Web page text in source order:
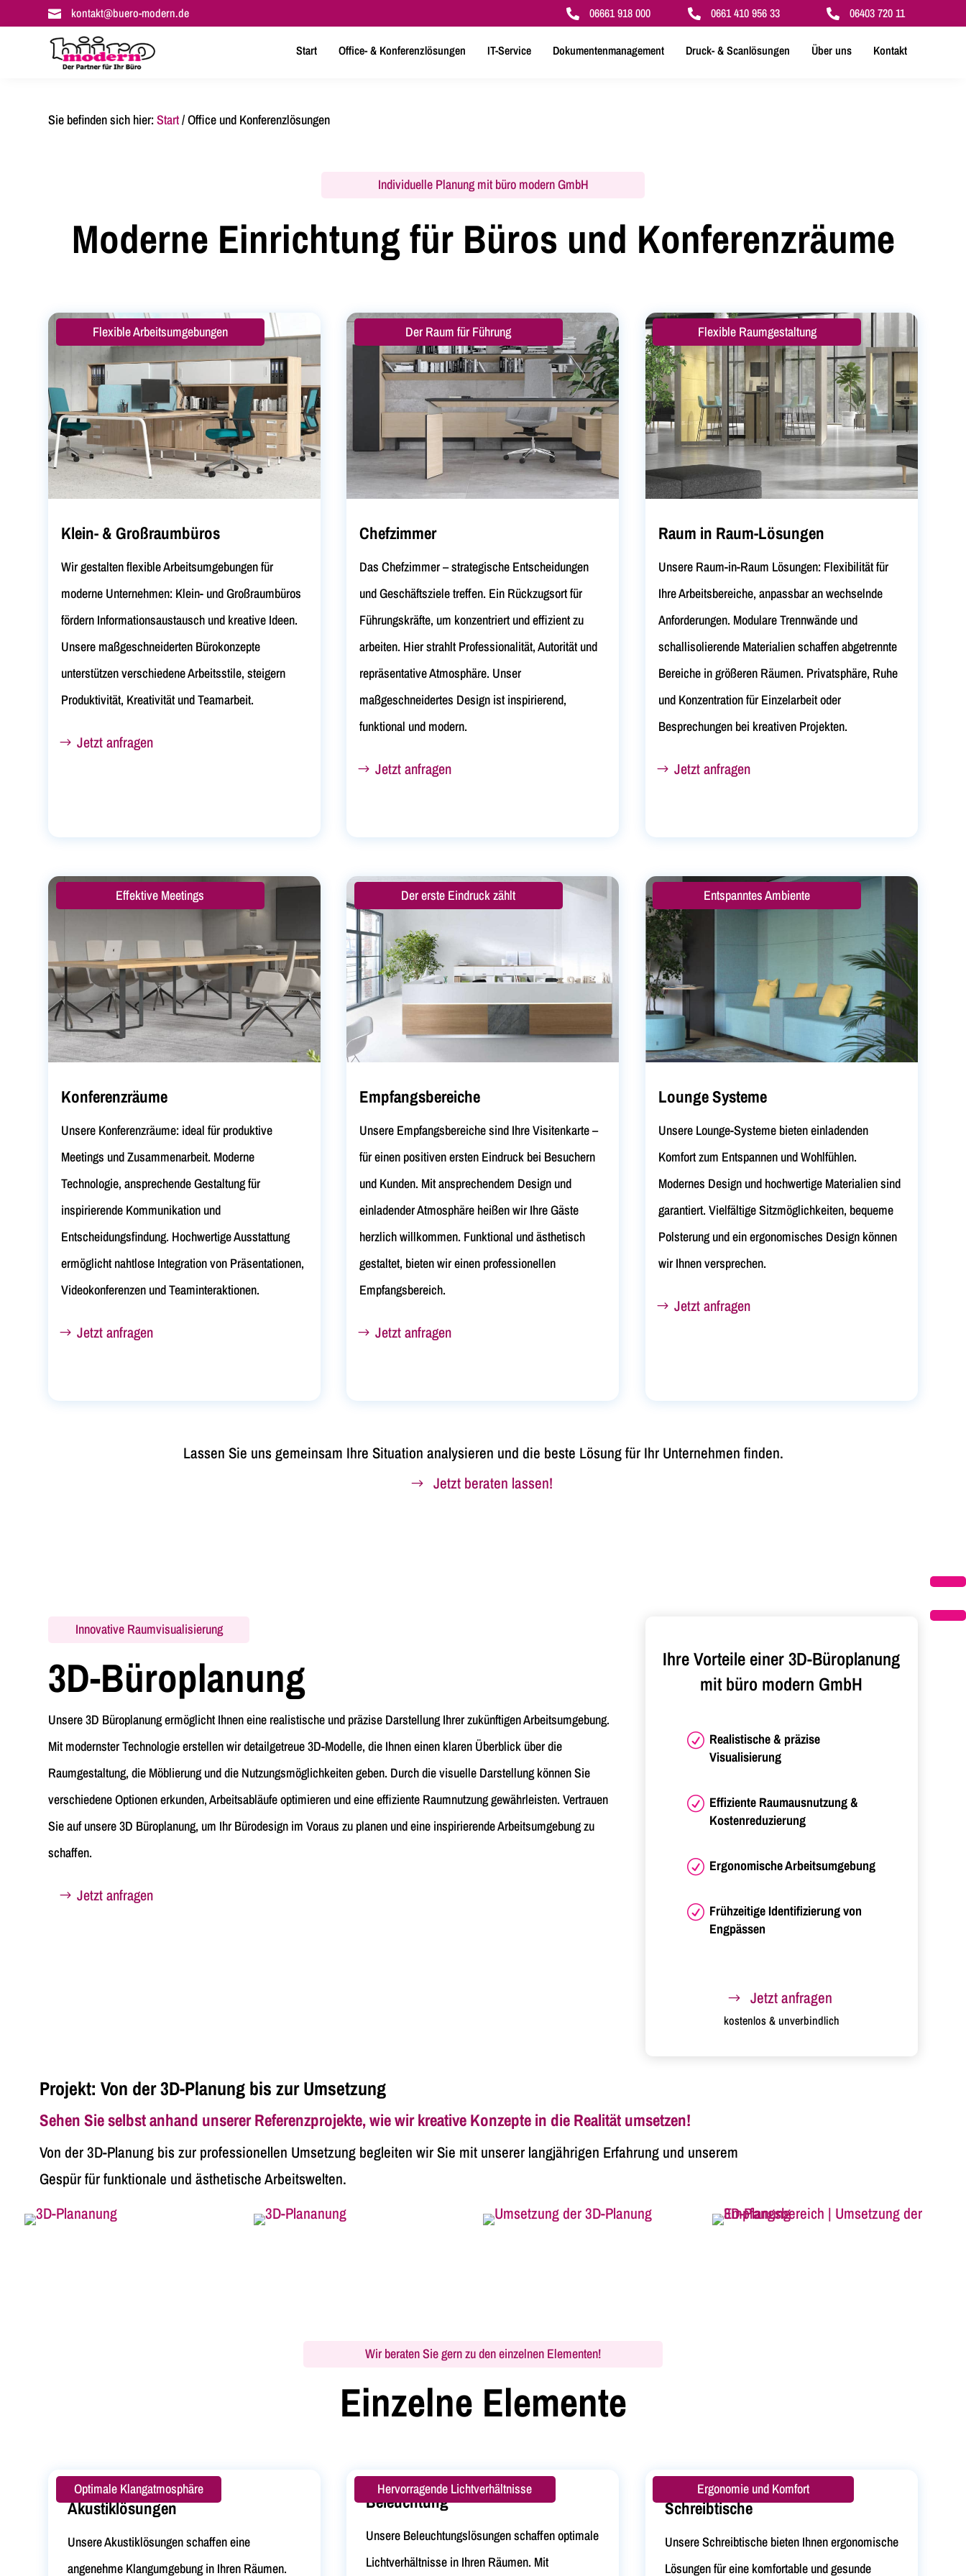
 kontakt@buero-modern.de  06661 918 000  0661 410 956 33  06403 720 11
Start Office- & Konferenzlösungen IT-Service Dokumentenmanagement Druck- & Scanlösungen Über uns Kontakt
Sie befinden sich hier:Start/Office und Konferenzlösungen
Individuelle Planung mit büro modern GmbH
Moderne Einrichtung für Büros und Konferenzräume
Flexible Arbeitsumgebungen
Klein- & Großraumbüros
Wir gestalten flexible Arbeitsumgebungen für
moderne Unternehmen: Klein- und Großraumbüros
fördern Informationsaustausch und kreative Ideen.
Unsere maßgeschneiderten Bürokonzepte
unterstützen verschiedene Arbeitsstile, steigern
Produktivität, Kreativität und Teamarbeit.
Jetzt anfragen
Der Raum für Führung
Chefzimmer
Das Chefzimmer – strategische Entscheidungen
und Geschäftsziele treffen. Ein Rückzugsort für
Führungskräfte, um konzentriert und effizient zu
arbeiten. Hier strahlt Professionalität, Autorität und
repräsentative Atmosphäre. Unser
maßgeschneidertes Design ist inspirierend,
funktional und modern.
Jetzt anfragen
Flexible Raumgestaltung
Raum in Raum-Lösungen
Unsere Raum-in-Raum Lösungen: Flexibilität für
Ihre Arbeitsbereiche, anpassbar an wechselnde
Anforderungen. Modulare Trennwände und
schallisolierende Materialien schaffen abgetrennte
Bereiche in größeren Räumen. Privatsphäre, Ruhe
und Konzentration für Einzelarbeit oder
Besprechungen bei kreativen Projekten.
Jetzt anfragen
Effektive Meetings
Konferenzräume
Unsere Konferenzräume: ideal für produktive
Meetings und Zusammenarbeit. Moderne
Technologie, ansprechende Gestaltung für
inspirierende Kommunikation und
Entscheidungsfindung. Hochwertige Ausstattung
ermöglicht nahtlose Integration von Präsentationen,
Videokonferenzen und Teaminteraktionen.
Jetzt anfragen
Der erste Eindruck zählt
Empfangsbereiche
Unsere Empfangsbereiche sind Ihre Visitenkarte –
für einen positiven ersten Eindruck bei Besuchern
und Kunden. Mit ansprechendem Design und
einladender Atmosphäre heißen wir Ihre Gäste
herzlich willkommen. Funktional und ästhetisch
gestaltet, bieten wir einen professionellen
Empfangsbereich.
Jetzt anfragen
Entspanntes Ambiente
Lounge Systeme
Unsere Lounge-Systeme bieten einladenden
Komfort zum Entspannen und Wohlfühlen.
Modernes Design und hochwertige Materialien sind
garantiert. Vielfältige Sitzmöglichkeiten, bequeme
Polsterung und ein ergonomisches Design können
wir Ihnen versprechen.
Jetzt anfragen
Lassen Sie uns gemeinsam Ihre Situation analysieren und die beste Lösung für Ihr Unternehmen finden.
Jetzt beraten lassen!
Innovative Raumvisualisierung
3D-Büroplanung
Unsere 3D Büroplanung ermöglicht Ihnen eine realistische und präzise Darstellung Ihrer zukünftigen Arbeitsumgebung.
Mit modernster Technologie erstellen wir detailgetreue 3D-Modelle, die Ihnen einen klaren Überblick über die
Raumgestaltung, die Möblierung und die Nutzungsmöglichkeiten geben. Durch die visuelle Darstellung können Sie
verschiedene Optionen erkunden, Arbeitsabläufe optimieren und eine effiziente Raumnutzung gewährleisten. Vertrauen
Sie auf unsere 3D Büroplanung, um Ihr Bürodesign im Voraus zu planen und eine inspirierende Arbeitsumgebung zu
schaffen.
Jetzt anfragen
Ihre Vorteile einer 3D-Büroplanung
mit büro modern GmbH
R Realistische & präzise
Visualisierung
R Effiziente Raumausnutzung &
Kostenreduzierung
R Ergonomische Arbeitsumgebung
R Frühzeitige Identifizierung von
Engpässen
Jetzt anfragen
kostenlos & unverbindlich
Projekt: Von der 3D-Planung bis zur Umsetzung
Sehen Sie selbst anhand unserer Referenzprojekte, wie wir kreative Konzepte in die Realität umsetzen!
Von der 3D-Planung bis zur professionellen Umsetzung begleiten wir Sie mit unserer langjährigen Erfahrung und unserem
Gespür für funktionale und ästhetische Arbeitswelten.
Wir beraten Sie gern zu den einzelnen Elementen!
Einzelne Elemente
Optimale Klangatmosphäre
Akustiklösungen
Unsere Akustiklösungen schaffen eine
angenehme Klangumgebung in Ihren Räumen.
Hervorragende Lichtverhältnisse
Beleuchtung
Unsere Beleuchtungslösungen schaffen optimale
Lichtverhältnisse in Ihren Räumen. Mit
Ergonomie und Komfort
Schreibtische
Unsere Schreibtische bieten Ihnen ergonomische
Lösungen für eine komfortable und gesunde